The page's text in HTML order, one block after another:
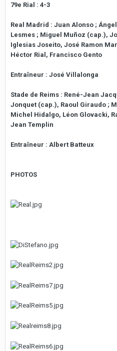
79e Rial : 4-3
Real Madrid : Juan Alonso ;
Lesmes ; Miguel Muñoz (cap.),
Iglesias Joseito, José Ramon
Héctor Rial, Francisco Gento
Entraîneur : José Villalonga
Stade de Reims : René-Jean
Jonquet (cap.), Raoul Giraudo ;
Michel Hidalgo, Léon Glovacki,
Jean Templin
Entraîneur : Albert Batteux
PHOTOS